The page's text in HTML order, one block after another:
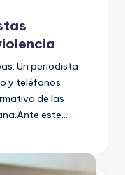
Un periodista
y teléfonos
de las
este…